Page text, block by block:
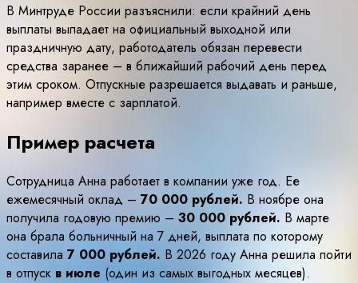
В Минтруде России разъяснили: если крайний день
выплаты выпадает на официальный выходной или
праздничную дату, работодатель обязан перевести
средства заранее – в ближайший рабочий день перед
этим сроком. Отпускные разрешается выдавать и раньше,
например вместе с зарплатой.
Пример расчета
Сотрудница Анна работает в компании уже год. Ее
ежемесячный оклад – 70 000 рублей. В ноябре она
получила годовую премию – 30 000 рублей. В марте
она брала больничный на 7 дней, выплата по которому
составила 7 000 рублей. В 2026 году Анна решила пойти
в отпуск в июле (один из самых выгодных месяцев).